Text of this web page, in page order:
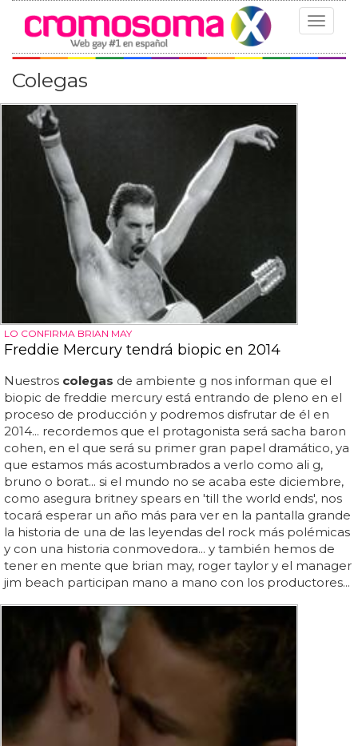
Toggle
Colegas
LO CONFIRMA BRIAN MAY
Freddie Mercury tendrá biopic en 2014
Nuestros colegas de ambiente g nos informan que el
biopic de freddie mercury está entrando de pleno en el
proceso de producción y podremos disfrutar de él en
2014... recordemos que el protagonista será sacha baron
cohen, en el que será su primer gran papel dramático, ya
que estamos más acostumbrados a verlo como ali g,
bruno o borat... si el mundo no se acaba este diciembre,
como asegura britney spears en 'till the world ends', nos
tocará esperar un año más para ver en la pantalla grande
la historia de una de las leyendas del rock más polémicas
y con una historia conmovedora... y también hemos de
tener en mente que brian may, roger taylor y el manager
jim beach participan mano a mano con los productores...